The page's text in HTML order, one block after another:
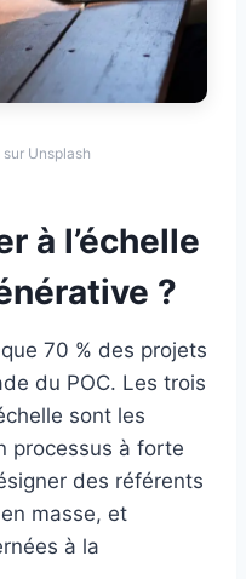
Unsplash
à l’échelle
?
70 % des projets
du POC. Les trois
sont les
processus à forte
des référents
masse, et
à la